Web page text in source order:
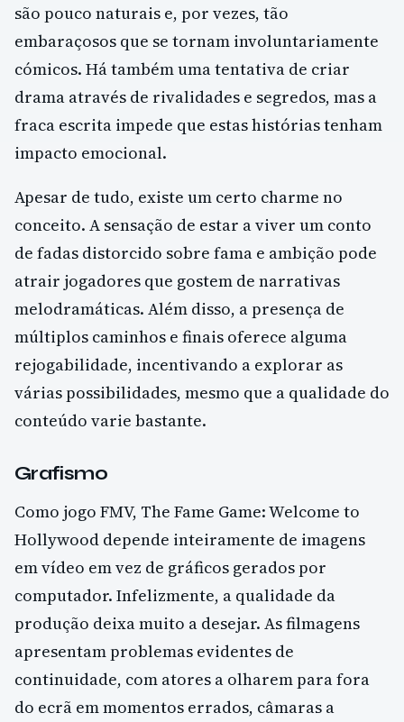
são pouco naturais e, por vezes, tão
embaraçosos que se tornam involuntariamente
cómicos. Há também uma tentativa de criar
drama através de rivalidades e segredos, mas a
fraca escrita impede que estas histórias tenham
impacto emocional.
Apesar de tudo, existe um certo charme no
conceito. A sensação de estar a viver um conto
de fadas distorcido sobre fama e ambição pode
atrair jogadores que gostem de narrativas
melodramáticas. Além disso, a presença de
múltiplos caminhos e finais oferece alguma
rejogabilidade, incentivando a explorar as
várias possibilidades, mesmo que a qualidade do
conteúdo varie bastante.
Grafismo
Como jogo FMV, The Fame Game: Welcome to
Hollywood depende inteiramente de imagens
em vídeo em vez de gráficos gerados por
computador. Infelizmente, a qualidade da
produção deixa muito a desejar. As filmagens
apresentam problemas evidentes de
continuidade, com atores a olharem para fora
do ecrã em momentos errados, câmaras a